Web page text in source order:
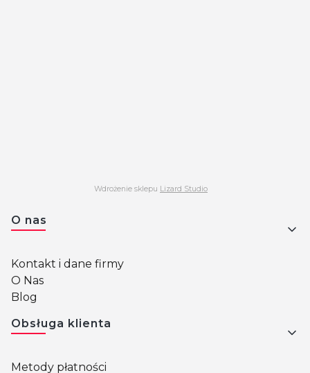
Wdrożenie sklepu Lizard Studio
Linki w stopce
O nas
Kontakt i dane firmy
O Nas
Blog
Obsługa klienta
Metody płatności